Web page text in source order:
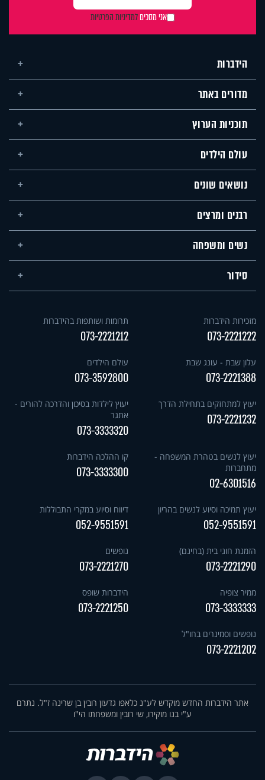
אני מסכיםלמדיניות הפרטיות
הידברות
מדורים באתר
תוכניות הערוץ
עולם הילדים
נושאים שונים
רבנים ומרצים
נשים ומשפחה
סידור
מזכירות הידברות
073-2221222
תרומות ושותפות בהידברות
073-2221212
עלון שבת - עונג שבת
073-2221388
עולם הילדים
073-3592800
יעוץ למתחזקים בתחילת הדרך
073-2221232
יעוץ לילדות בסיכון והדרכה להורים -
אתגר
073-3333320
יעוץ לנשים בטהרת המשפחה -
מתחברות
02-6301516
קו ההלכה הידברות
073-3333300
יעוץ תמיכה וסיוע לנשים בהריון
052-9551591
דיווח וסיוע במקרי התבוללות
052-9551591
הזמנת חוגי בית (בחינם)
073-2221290
נופשים
073-2221270
ממיר צופיה
073-3333333
הידברות שופס
073-2221250
נופשים וסמינרים בחו"ל
073-2221202
אתר הידברות החדש מוקדש לע"נ כלאפו גדעון רובין בן שרינה ז"ל. נתרם
ע"י בנו מוקירו, שי רובין ומשפחתו הי"ו